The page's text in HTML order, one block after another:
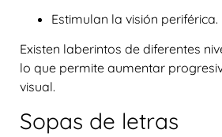
Estimulan la visión periférica.
Existen laberintos de diferentes
lo que permite aumentar
visual.
Sopas de letras